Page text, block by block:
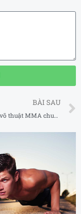
BÀI SAU
Trung tâm võ thuật MMA chuyên nghiệp uy tín tại Phú Nhuận TP Hồ Chí Minh